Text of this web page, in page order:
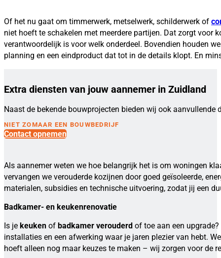
Of het nu gaat om timmerwerk, metselwerk, schilderwerk of
niet hoeft te schakelen met meerdere partijen. Dat zorgt voor
verantwoordelijk is voor welk onderdeel. Bovendien houden
planning en een eindproduct dat tot in de details klopt. En
Extra diensten van jouw aannemer in Zuidland
Naast de bekende bouwprojecten bieden wij ook
NIET ZOMAAR EEN BOUWBEDRIJF
Contact opnemen
Als aannemer weten we hoe belangrijk het is om woningen
vervangen we verouderde kozijnen door goed geïsoleerde,
materialen, subsidies en technische uitvoering, zodat jij een
Badkamer- en keukenrenovatie
Is je keuken of badkamer verouderd of toe aan een
installaties en een afwerking waar je jaren plezier van hebt.
hoeft alleen nog maar keuzes te maken – wij zorgen voor de